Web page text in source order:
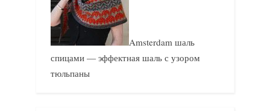
Amsterdam шаль
спицами — эффектная шаль с узором
тюльпаны